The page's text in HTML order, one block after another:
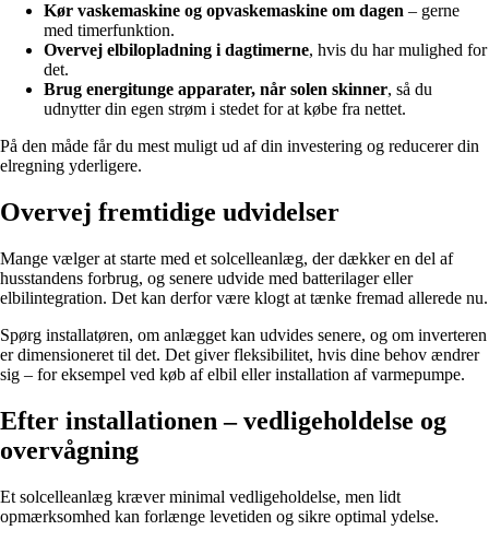
Kør vaskemaskine og opvaskemaskine om dagen – gerne
med timerfunktion.
Overvej elbilopladning i dagtimerne, hvis du har mulighed for
det.
Brug energitunge apparater, når solen skinner, så du
udnytter din egen strøm i stedet for at købe fra nettet.
På den måde får du mest muligt ud af din investering og reducerer din
elregning yderligere.
Overvej fremtidige udvidelser
Mange vælger at starte med et solcelleanlæg, der dækker en del af
husstandens forbrug, og senere udvide med batterilager eller
elbilintegration. Det kan derfor være klogt at tænke fremad allerede nu.
Spørg installatøren, om anlægget kan udvides senere, og om inverteren
er dimensioneret til det. Det giver fleksibilitet, hvis dine behov ændrer
sig – for eksempel ved køb af elbil eller installation af varmepumpe.
Efter installationen – vedligeholdelse og
overvågning
Et solcelleanlæg kræver minimal vedligeholdelse, men lidt
opmærksomhed kan forlænge levetiden og sikre optimal ydelse.